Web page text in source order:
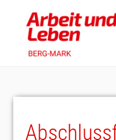
content